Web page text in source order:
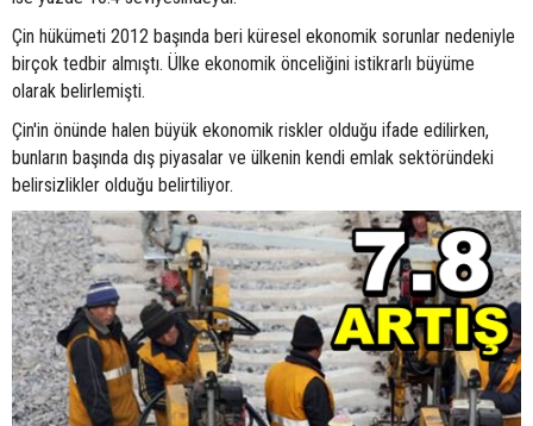
Çin hükümeti 2012 başında beri küresel ekonomik sorunlar nedeniyle
birçok tedbir almıştı. Ülke ekonomik önceliğini istikrarlı büyüme
olarak belirlemişti.
Çin'in önünde halen büyük ekonomik riskler olduğu ifade edilirken,
bunların başında dış piyasalar ve ülkenin kendi emlak sektöründeki
belirsizlikler olduğu belirtiliyor.